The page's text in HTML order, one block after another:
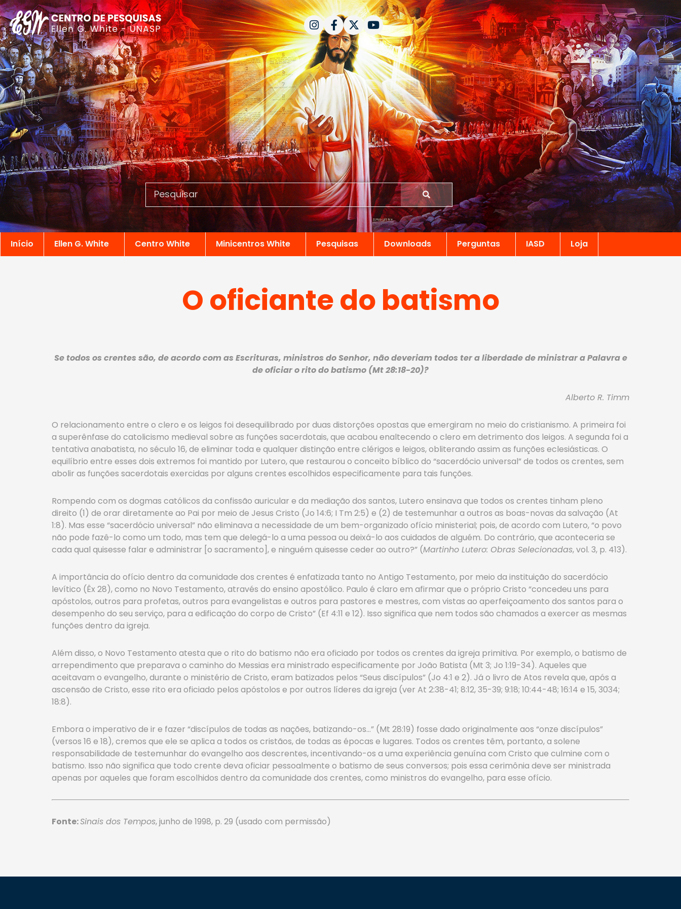
Início Ellen G. White Centro White Minicentros White Pesquisas Downloads Perguntas IASD Loja
O oficiante do batismo
Se todos os crentes são, de acordo com as Escrituras, ministros do Senhor, não deveriam todos ter a liberdade de ministrar a Palavra e
de oficiar o rito do batismo (Mt 28:18-20)?
Alberto R. Timm
O relacionamento entre o clero e os leigos foi desequilibrado por duas distorções opostas que emergiram no meio do cristianismo. A primeira foi
a superênfase do catolicismo medieval sobre as funções sacerdotais, que acabou enaltecendo o clero em detrimento dos leigos. A segunda foi a
tentativa anabatista, no século 16, de eliminar toda e qualquer distinção entre clérigos e leigos, obliterando assim as funções eclesiásticas. O
equilíbrio entre esses dois extremos foi mantido por Lutero, que restaurou o conceito bíblico do “sacerdócio universal” de todos os crentes, sem
abolir as funções sacerdotais exercidas por alguns crentes escolhidos especificamente para tais funções.
Rompendo com os dogmas católicos da confissão auricular e da mediação dos santos, Lutero ensinava que todos os crentes tinham pleno
direito (1) de orar diretamente ao Pai por meio de Jesus Cristo (Jo 14:6; I Tm 2:5) e (2) de testemunhar a outros as boas-novas da salvação (At
1:8). Mas esse “sacerdócio universal” não eliminava a necessidade de um bem-organizado ofício ministerial; pois, de acordo com Lutero, “o povo
não pode fazê-lo como um todo, mas tem que delegá-lo a uma pessoa ou deixá-lo aos cuidados de alguém. Do contrário, que aconteceria se
cada qual quisesse falar e administrar [o sacramento], e ninguém quisesse ceder ao outro?” (Martinho Lutero: Obras Selecionadas, vol. 3, p. 413).
A importância do ofício dentro da comunidade dos crentes é enfatizada tanto no Antigo Testamento, por meio da instituição do sacerdócio
levítico (Êx 28), como no Novo Testamento, através do ensino apostólico. Paulo é claro em afirmar que o próprio Cristo “concedeu uns para
apóstolos, outros para profetas, outros para evangelistas e outros para pastores e mestres, com vistas ao aperfeiçoamento dos santos para o
desempenho do seu serviço, para a edificação do corpo de Cristo” (Ef 4:11 e 12). Isso significa que nem todos são chamados a exercer as mesmas
funções dentro da igreja.
Além disso, o Novo Testamento atesta que o rito do batismo não era oficiado por todos os crentes da igreja primitiva. Por exemplo, o batismo de
arrependimento que preparava o caminho do Messias era ministrado especificamente por João Batista (Mt 3; Jo 1:19-34). Aqueles que
aceitavam o evangelho, durante o ministério de Cristo, eram batizados pelos “Seus discípulos” (Jo 4:1 e 2). Já o livro de Atos revela que, após a
ascensão de Cristo, esse rito era oficiado pelos apóstolos e por outros líderes da igreja (ver At 2:38-41; 8:12, 35-39; 9:18; 10:44-48; 16:14 e 15, 3034;
18:8).
Embora o imperativo de ir e fazer “discípulos de todas as nações, batizando-os…” (Mt 28:19) fosse dado originalmente aos “onze discípulos”
(versos 16 e 18), cremos que ele se aplica a todos os cristãos, de todas as épocas e lugares. Todos os crentes têm, portanto, a solene
responsabilidade de testemunhar do evangelho aos descrentes, incentivando-os a uma experiência genuína com Cristo que culmine com o
batismo. Isso não significa que todo crente deva oficiar pessoalmente o batismo de seus conversos; pois essa cerimônia deve ser ministrada
apenas por aqueles que foram escolhidos dentro da comunidade dos crentes, como ministros do evangelho, para esse ofício.
Fonte:Sinais dos Tempos, junho de 1998, p. 29 (usado com permissão)